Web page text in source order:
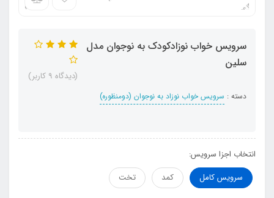
سرویس خواب نوزادکودک به نوجوان مدل
سلین
دسته : سرویس خواب نوزاد به نوجوان (دومنظوره)
(دیدگاه 9 کاربر)
انتخاب اجزا سرویس:
سرویس کامل
کمد تخت